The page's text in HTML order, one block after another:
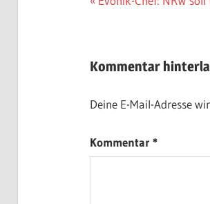
Kommentar
Deine E-Mail-Adresse
Kommentar*